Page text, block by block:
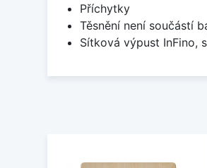
Příchytky
Těsnění není součástí
Sítková výpust InFino,